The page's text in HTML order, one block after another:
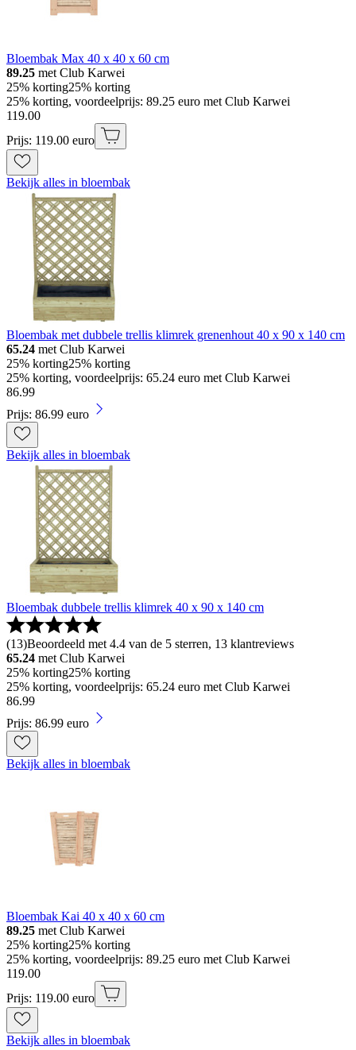
Bloembak Max 40 x 40 x 60 cm
89.25 met Club Karwei
25% korting25% korting
25% korting, voordeelprijs: 89.25 euro met Club Karwei
119.00
Prijs: 119.00 euro
Bekijk alles in bloembak
Bloembak met dubbele trellis klimrek grenenhout 40 x 90 x 140 cm
65.24 met Club Karwei
25% korting25% korting
25% korting, voordeelprijs: 65.24 euro met Club Karwei
86.99
Prijs: 86.99 euro
Bekijk alles in bloembak
Bloembak dubbele trellis klimrek 40 x 90 x 140 cm
(13)Beoordeeld met 4.4 van de 5 sterren, 13 klantreviews
65.24 met Club Karwei
25% korting25% korting
25% korting, voordeelprijs: 65.24 euro met Club Karwei
86.99
Prijs: 86.99 euro
Bekijk alles in bloembak
Bloembak Kai 40 x 40 x 60 cm
89.25 met Club Karwei
25% korting25% korting
25% korting, voordeelprijs: 89.25 euro met Club Karwei
119.00
Prijs: 119.00 euro
Bekijk alles in bloembak